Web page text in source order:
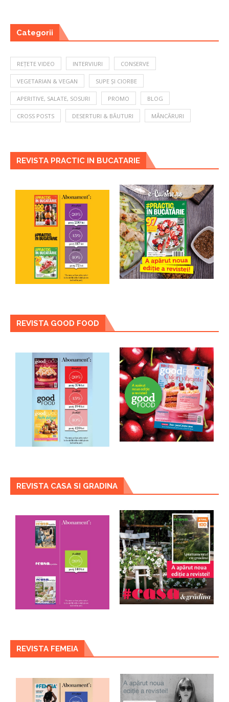
Categorii
REȚETE VIDEO INTERVIURI CONSERVE
VEGETARIAN & VEGAN SUPE ȘI CIORBE
APERITIVE, SALATE, SOSURI PROMO BLOG
CROSS POSTS DESERTURI & BĂUTURI MÂNCĂRURI
REVISTA PRACTIC IN BUCATARIE
REVISTA GOOD FOOD
REVISTA CASA SI GRADINA
REVISTA FEMEIA